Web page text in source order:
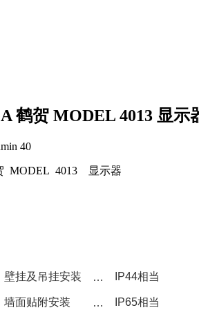
鹤贺 MODEL 4013 显示
40
MODEL 4013 显示器
壁挂及吊挂安装 … IP44相当
墙面贴附安装 … IP65相当